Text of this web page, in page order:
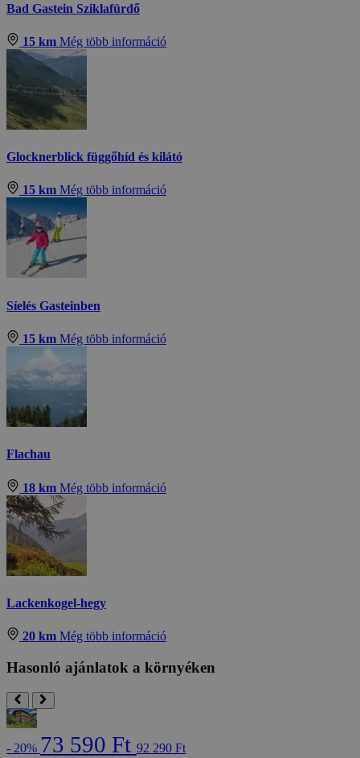
Bad Gastein Sziklafürdő
15 km Még több információ
Glocknerblick függőhíd és kilátó
15 km Még több információ
Síelés Gasteinben
15 km Még több információ
Flachau
18 km Még több információ
Lackenkogel-hegy
20 km Még több információ
Hasonló ajánlatok a környéken
- 20% 73 590 Ft 92 290 Ft